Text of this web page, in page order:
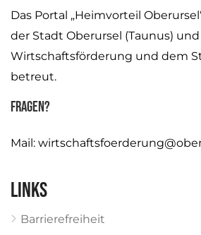
Das Portal „Heimvorteil
der Stadt Oberursel (Taunus)
Wirtschaftsförderung und dem
betreut.
Fragen?
Mail:
Links
Barrierefreiheit